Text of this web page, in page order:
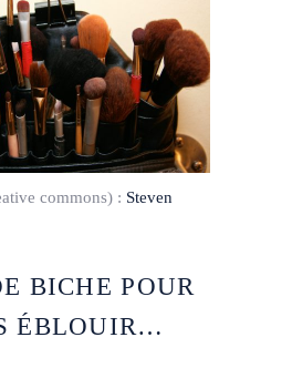
commons) : Steven
BICHE POUR
ÉBLOUIR…